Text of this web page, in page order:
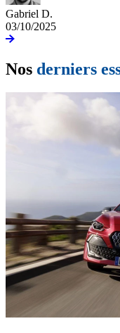
Gabriel D.
03/10/2025
Nos derniers